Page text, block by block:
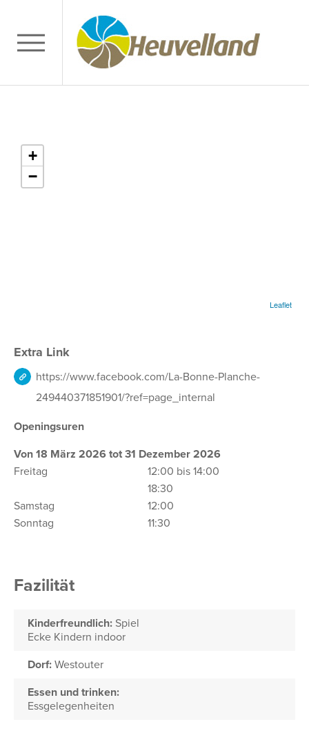
+
−
Leaflet
Extra Link
https://www.facebook.com/La-Bonne-Planche-
249440371851901/?ref=page_internal
Openingsuren
Von 18 März 2026 tot 31 Dezember 2026
Freitag
12:00 bis 14:00
18:30
Samstag
12:00
Sonntag
11:30
Fazilität
Kinderfreundlich: Spiel
Ecke Kindern indoor
Dorf: Westouter
Essen und trinken:
Essgelegenheiten